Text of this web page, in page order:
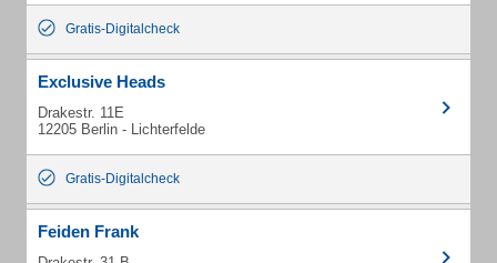
Gratis-Digitalcheck
Exclusive Heads
Drakestr. 11E
12205 Berlin - Lichterfelde
Gratis-Digitalcheck
Feiden Frank